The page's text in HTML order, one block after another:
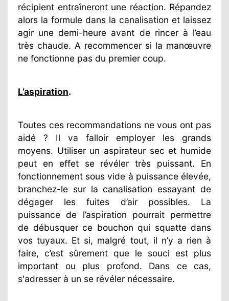
récipient entraîneront une réaction. Répandez
alors la formule dans la canalisation et laissez
agir une demi-heure avant de rincer à l’eau
très chaude. A recommencer si la manœuvre
ne fonctionne pas du premier coup.
L’aspiration.
Toutes ces recommandations ne vous ont pas
aidé ? Il va falloir employer les grands
moyens. Utiliser un aspirateur sec et humide
peut en effet se révéler très puissant. En
fonctionnement sous vide à puissance élevée,
branchez-le sur la canalisation essayant de
dégager les fuites d’air possibles. La
puissance de l’aspiration pourrait permettre
de débusquer ce bouchon qui squatte dans
vos tuyaux. Et si, malgré tout, il n’y a rien à
faire, c’est sûrement que le souci est plus
important ou plus profond. Dans ce cas,
s'adresser à un se révéler nécessaire.